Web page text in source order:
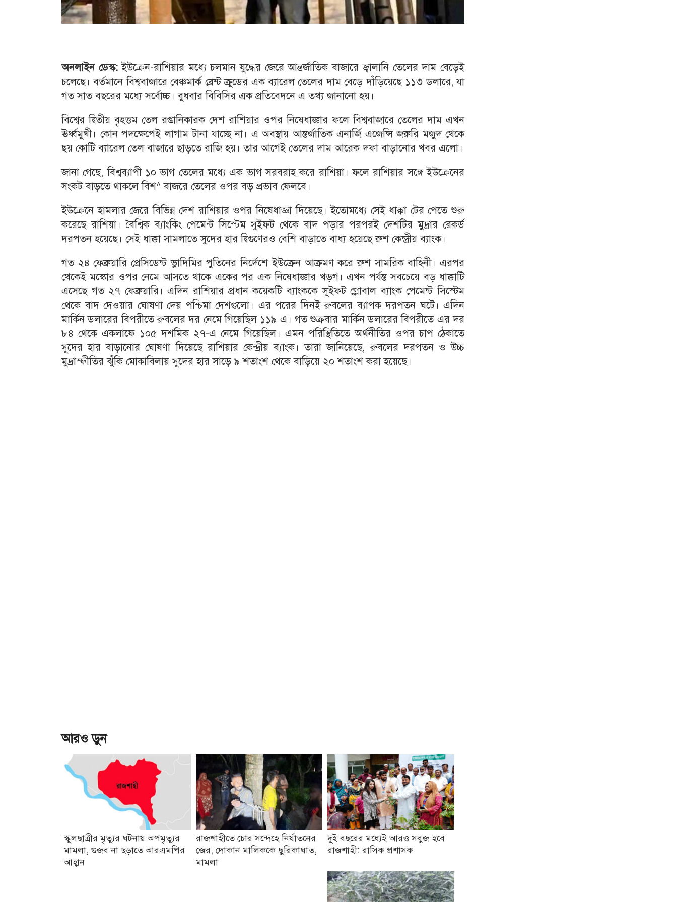
অনলাইন ডেস্ক:ইউক্রেন-রাশিয়ার মধ্যে চলমান যুদ্ধের জেরে আন্তর্জাতিক বাজারে জ্বালানি তেলের দাম বেড়েই
চলেছে। বর্তমানে বিশ্ববাজারে বেঞ্চমার্ক ব্রেন্ট ক্রুডের এক ব্যারেল তেলের দাম বেড়ে দাঁড়িয়েছে ১১৩ ডলারে, যা
গত সাত বছরের মধ্যে সর্বোচ্চ। বুধবার বিবিসির এক প্রতিবেদনে এ তথ্য জানানো হয়।
বিশ্বের দ্বিতীয় বৃহত্তম তেল রপ্তানিকারক দেশ রাশিয়ার ওপর নিষেধাজ্ঞার ফলে বিশ্ববাজারে তেলের দাম এখন
ঊর্ধ্বমুখী। কোন পদক্ষেপেই লাগাম টানা যাচ্ছে না। এ অবস্থায় আন্তর্জাতিক এনার্জি এজেন্সি জরুরি মজুদ থেকে
ছয় কোটি ব্যারেল তেল বাজারে ছাড়তে রাজি হয়। তার আগেই তেলের দাম আরেক দফা বাড়ানোর খবর এলো।
জানা গেছে, বিশ্বব্যাপী ১০ ভাগ তেলের মধ্যে এক ভাগ সরবরাহ করে রাশিয়া। ফলে রাশিয়ার সঙ্গে ইউক্রেনের
সংকট বাড়তে থাকলে বিশ^ বাজরে তেলের ওপর বড় প্রভাব ফেলবে।
ইউক্রেনে হামলার জেরে বিভিন্ন দেশ রাশিয়ার ওপর নিষেধাজ্ঞা দিয়েছে। ইতোমধ্যে সেই ধাক্কা টের পেতে শুরু
করেছে রাশিয়া। বৈশ্বিক ব্যাংকিং পেমেন্ট সিস্টেম সুইফট থেকে বাদ পড়ার পরপরই দেশটির মুদ্রার রেকর্ড
দরপতন হয়েছে। সেই ধাক্কা সামলাতে সুদের হার দ্বিগুণেরও বেশি বাড়াতে বাধ্য হয়েছে রুশ কেন্দ্রীয় ব্যাংক।
গত ২৪ ফেব্রুয়ারি প্রেসিডেন্ট ভ্লাদিমির পুতিনের নির্দেশে ইউক্রেন আক্রমণ করে রুশ সামরিক বাহিনী। এরপর
থেকেই মস্কোর ওপর নেমে আসতে থাকে একের পর এক নিষেধাজ্ঞার খড়গ। এখন পর্যন্ত সবচেয়ে বড় ধাক্কাটি
এসেছে গত ২৭ ফেব্রুয়ারি। এদিন রাশিয়ার প্রধান কয়েকটি ব্যাংককে সুইফট গ্লোবাল ব্যাংক পেমেন্ট সিস্টেম
থেকে বাদ দেওয়ার ঘোষণা দেয় পশ্চিমা দেশগুলো। এর পরের দিনই রুবলের ব্যাপক দরপতন ঘটে। এদিন
মার্কিন ডলারের বিপরীতে রুবলের দর নেমে গিয়েছিল ১১৯ এ। গত শুক্রবার মার্কিন ডলারের বিপরীতে এর দর
৮৪ থেকে একলাফে ১০৫ দশমিক ২৭-এ নেমে গিয়েছিল। এমন পরিস্থিতিতে অর্থনীতির ওপর চাপ ঠেকাতে
সুদের হার বাড়ানোর ঘোষণা দিয়েছে রাশিয়ার কেন্দ্রীয় ব্যাংক। তারা জানিয়েছে, রুবলের দরপতন ও উচ্চ
মুদ্রাস্ফীতির ঝুঁকি মোকাবিলায় সুদের হার সাড়ে ৯ শতাংশ থেকে বাড়িয়ে ২০ শতাংশ করা হয়েছে।
আরও ড়ুন
স্কুলছাত্রীর মৃত্যুর ঘটনায় অপমৃত্যুর
মামলা, গুজব না ছড়াতে আরএমপির
আহ্বান
রাজশাহীতে চোর সন্দেহে নির্যাতনের
জের, দোকান মালিককে ছুরিকাঘাত,
মামলা
দুই বছরের মধ্যেই আরও সবুজ হবে
রাজশাহী: রাসিক প্রশাসক